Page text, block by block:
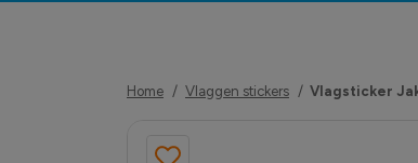
Home Vlaggen stickers Vlagsticker